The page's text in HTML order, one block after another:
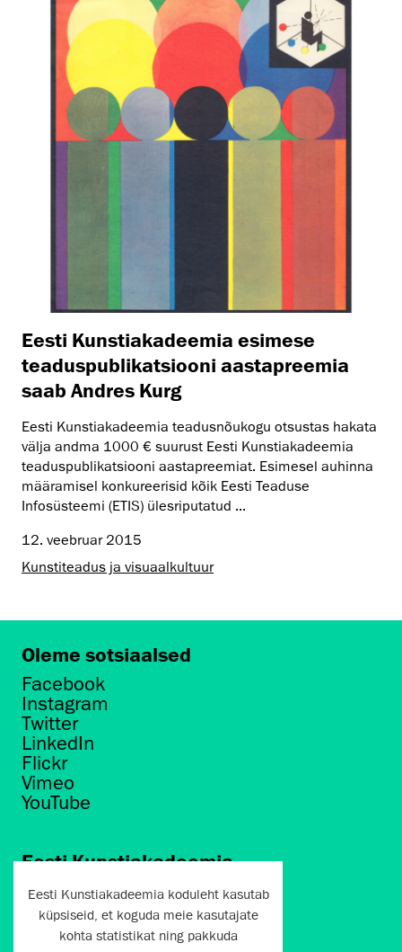
Eesti Kunstiakadeemia esimese
teaduspublikatsiooni aastapreemia
saab Andres Kurg
Eesti Kunstiakadeemia teadusnõukogu otsustas hakata
välja andma 1000 € suurust Eesti Kunstiakadeemia
teaduspublikatsiooni aastapreemiat. Esimesel auhinna
määramisel konkureerisid kõik Eesti Teaduse
Infosüsteemi (ETIS) ülesriputatud ...
12. veebruar 2015
Kunstiteadus ja visuaalkultuur
Oleme sotsiaalsed
Facebook
Instagram
Twitter
LinkedIn
Flickr
Vimeo
YouTube
Eesti Kunstiakadeemia
Põhja puiestee 7
Tallinn 10412
artun@artun.ee
Eesti Kunstiakadeemia koduleht kasutab
küpsiseid, et koguda meie kasutajate
kohta statistikat ning pakkuda